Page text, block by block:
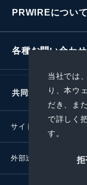
当社では
り、本ウ
だき、ま
で詳しく
す。
拒
PRWIREについて
各種お問い合わせ
共同通信社グループ
サイトポリシー
外部送信ポリシー